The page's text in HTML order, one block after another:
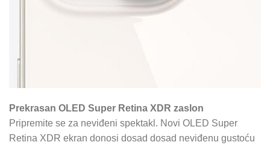
Prekrasan OLED Super Retina XDR zaslon
Pripremite se za neviđeni spektakl. Novi OLED Super
Retina XDR ekran donosi dosad dosad neviđenu gustoću